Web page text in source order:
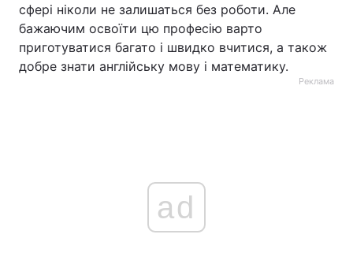
сфері ніколи не залишаться без роботи. Але
бажаючим освоїти цю професію варто
приготуватися багато і швидко вчитися, а також
добре знати англійську мову і математику.
Реклама
ad